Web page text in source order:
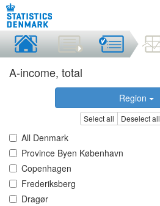
A-income, total
Region
Select all Deselect all
All Denmark
Province Byen København
Copenhagen
Frederiksberg
Dragør